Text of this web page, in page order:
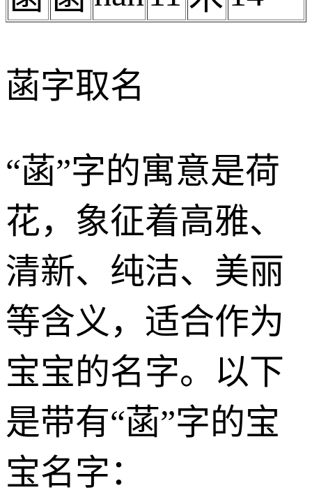
菡字取名
“菡”字的寓意是荷
花，象征着高雅、
清新、纯洁、美丽
等含义，适合作为
宝宝的名字。以下
是带有“菡”字的宝
宝名字：